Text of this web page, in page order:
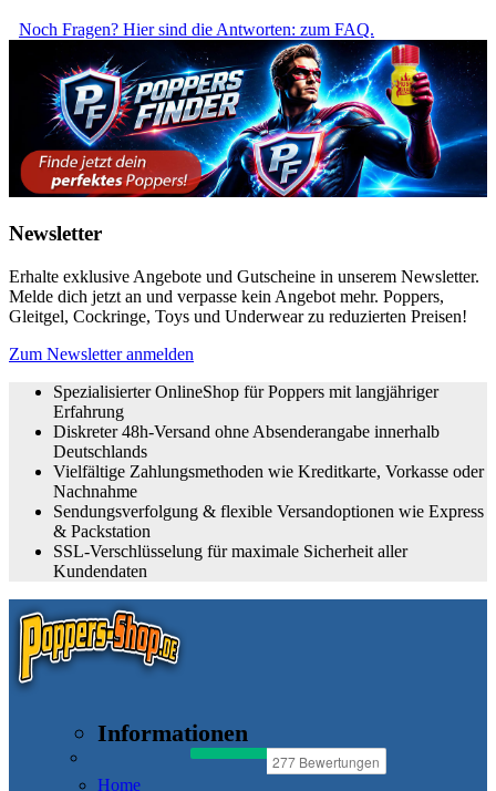
Noch Fragen? Hier sind die Antworten: zum FAQ.
Newsletter
Erhalte exklusive Angebote und Gutscheine in unserem Newsletter.
Melde dich jetzt an und verpasse kein Angebot mehr. Poppers,
Gleitgel, Cockringe, Toys und Underwear zu reduzierten Preisen!
Zum Newsletter anmelden
Spezialisierter OnlineShop für Poppers mit langjähriger
Erfahrung
Diskreter 48h-Versand ohne Absenderangabe innerhalb
Deutschlands
Vielfältige Zahlungsmethoden wie Kreditkarte, Vorkasse oder
Nachnahme
Sendungsverfolgung & flexible Versandoptionen wie Express
& Packstation
SSL-Verschlüsselung für maximale Sicherheit aller
Kundendaten
Informationen
Home